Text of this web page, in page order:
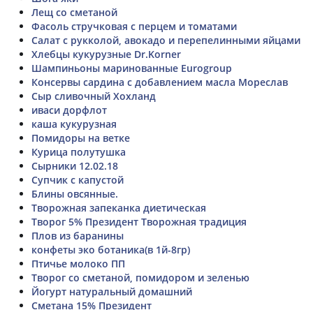
Лещ со сметаной
Фасоль стручковая с перцем и томатами
Салат с рукколой, авокадо и перепелинными яйцами
Хлебцы кукурузные Dr.Korner
Шампиньоны маринованные Eurogroup
Консервы сардина с добавлением масла Мореслав
Сыр сливочный Хохланд
иваси дорфлот
каша кукурузная
Помидоры на ветке
Курица полутушка
Сырники 12.02.18
Супчик с капустой
Блины овсянные.
Творожная запеканка диетическая
Творог 5% Президент Творожная традиция
Плов из баранины
конфеты эко ботаника(в 1й-8гр)
Птичье молоко ПП
Творог со сметаной, помидором и зеленью
Йогурт натуральный домашний
Сметана 15% Президент